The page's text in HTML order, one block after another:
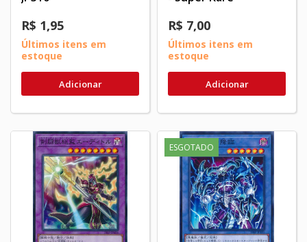
R$ 1,95
Últimos itens em
estoque
Adicionar
R$ 7,00
Últimos itens em
estoque
Adicionar
ESGOTADO